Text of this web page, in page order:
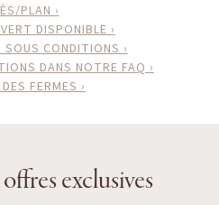
exclusives
PLAN ›
DISPONIBLE ›
SOUS CONDITIONS ›
DANS NOTRE FAQ ›
FERMES ›